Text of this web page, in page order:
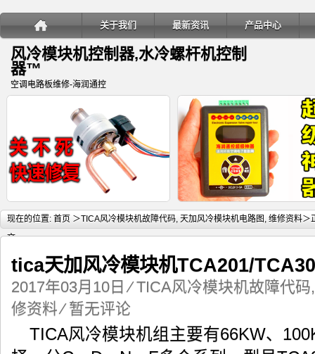
关于我们 最新资讯 产品中心
风冷模块机控制器,水冷螺杆机控制
器™
空调电路板维修-海润通控
详细内容
变频多联空调室内机电子膨胀阀关
现在的位置: 首页 ＞TICA风冷模块机故障代码, 天加风冷模块机电路图 , 维修资料＞
文
tica天加风冷模块机TCA201/
2017年03月10日 ⁄TICA风冷模块机故障代码
修资料 ⁄暂无评论
TICA风冷模块机组主要有66KW、